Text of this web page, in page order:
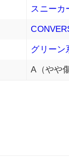
スニーカ
グリーン
A（やや